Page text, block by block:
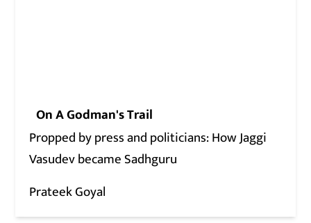
On A Godman's Trail
Propped by press and politicians: How Jaggi
Vasudev became Sadhguru
Prateek Goyal